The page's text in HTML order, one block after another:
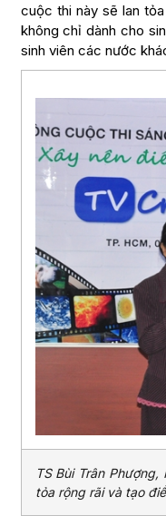
cuộc thi này sẽ lan
không chỉ dành cho
sinh viên các nước
TS Bùi Trân
tỏa rộng rãi và tạo